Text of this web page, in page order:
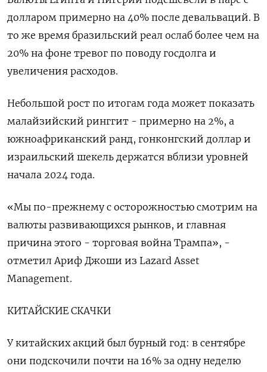
долларом примерно на 40% после девальваций. В
то же время бразильский реал ослаб более чем на
20% на фоне тревог по поводу госдолга и
увеличения расходов.
Небольшой рост по итогам года может показать
малайзийский ринггит - примерно на 2%, а
южноафриканский ранд, гонконгский доллар и
израильский шекель держатся вблизи уровней
начала 2024 года.
«Мы по-прежнему с осторожностью смотрим на
валюты развивающихся рынков, и главная
причина этого - торговая война Трампа», -
отметил Ариф Джоши из Lazard Asset
Management.
КИТАЙСКИЕ СКАЧКИ
У китайских акций был бурный год: в сентябре
они подскочили почти на 16% за одну неделю